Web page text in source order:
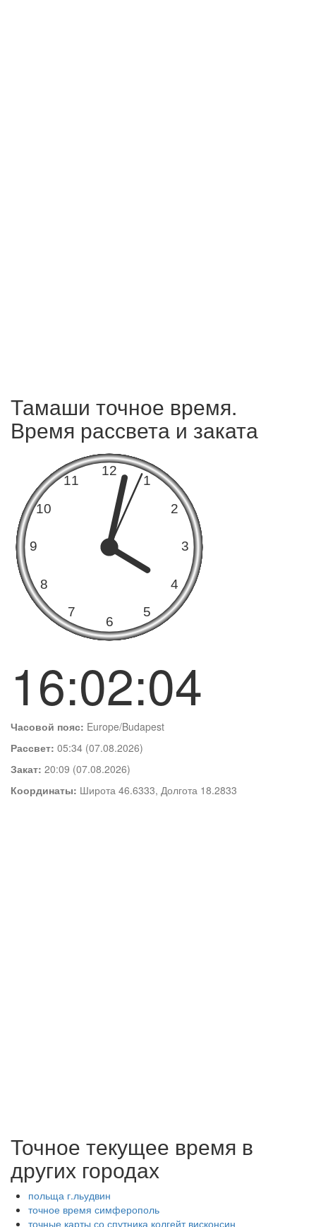
Тамаши точное время.
Время рассвета и заката
16:02:05
Часовой пояс: Europe/Budapest
Рассвет: 05:34 (07.08.2026)
Закат: 20:09 (07.08.2026)
Координаты: Широта 46.6333, Долгота 18.2833
Точное текущее время в
других городах
польща г.льудвин
точное время симферополь
точные карты со спутника колгейт висконсин